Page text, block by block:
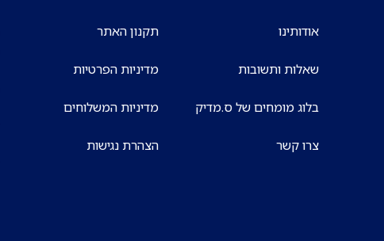
אודותינו
שאלות ותשובות
בלוג מומחים של ס.מדיק
צרו קשר
תקנון האתר
מדיניות הפרטיות
מדיניות המשלוחים
הצהרת נגישות